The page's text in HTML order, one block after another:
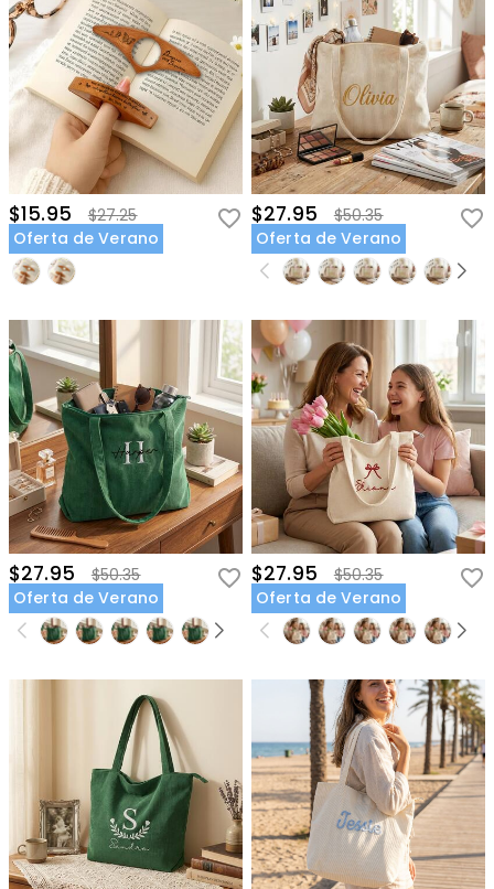
$15.95
$27.25
Oferta de Verano
$27.95
$50.35
Oferta de Verano
$27.95
$50.35
Oferta de Verano
$27.95
$50.35
Oferta de Verano